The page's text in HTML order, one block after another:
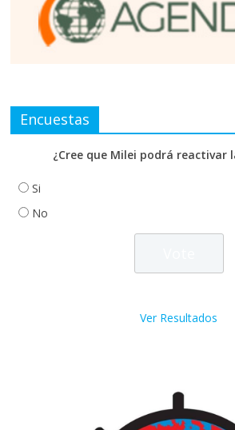
Encuestas
¿Cree que Milei podrá reactivar
Si
No
Ver Resultados